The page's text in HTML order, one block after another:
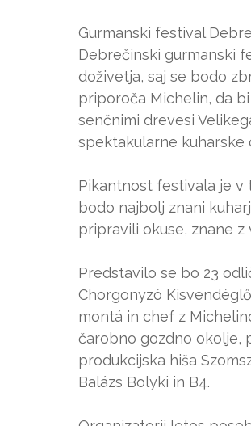
Gurmanski festival
Debrečinski gurmanski
doživetja, saj se bodo
priporoča Michelin, da
senčnimi drevesi
spektakularne kuharske
Pikantnost festivala je v
bodo najbolj znani
pripravili okuse, znane z
Predstavilo se bo 23
Chorgonyzó
montá in chef z
čarobno gozdno okolje,
produkcijska hiša
Balázs Bolyki in B4.